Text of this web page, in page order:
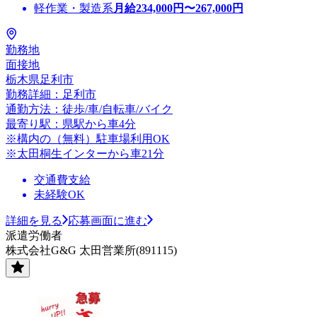
軽作業・製造系 月給234,000円〜267,000円
勤務地
面接地
栃木県足利市
勤務詳細：足利市
通勤方法：徒歩/車/自転車/バイク
最寄り駅：県駅から車4分
※構内の（無料）駐車場利用OK
※太田桐生インターから車21分
交通費支給
未経験OK
詳細を見る
応募画面に進む
派遣労働者
株式会社G&G 太田営業所(891115)